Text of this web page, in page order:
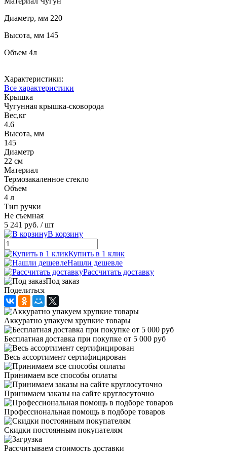
Диаметр, мм 220
Высота, мм 145
Объем 4л
Характеристики:
Все характеристики
Крышка
Чугунная крышка-сковорода
Вес,кг
4.6
Высота, мм
145
Диаметр
22 см
Материал
Термозакаленное стекло
Объем
4 л
Тип ручки
Не съемная
5 241 руб. / шт
В корзину
Купить в 1 клик
Нашли дешевле
Рассчитать доставку
Под заказ
Поделиться
Аккуратно упакуем хрупкие товары
Бесплатная доставка при покупке от 5 000 руб
Весь ассортимент сертифицирован
Принимаем все способы оплаты
Принимаем заказы на сайте круглосуточно
Профессиональная помощь в подборе товаров
Скидки постоянным покупателям
Рассчитываем стоимость доставки